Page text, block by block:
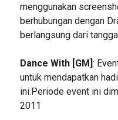
menggunakan
berhubungan dengan
berlangsung dari
Dance With [GM]:
untuk mendapatkan
ini.Periode event ini
2011